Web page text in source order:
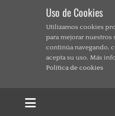
Uso de Cookies
Utilizamos cookies
para mejorar nuestros
continúa navegando,
acepta su uso. Más
Política de cookies